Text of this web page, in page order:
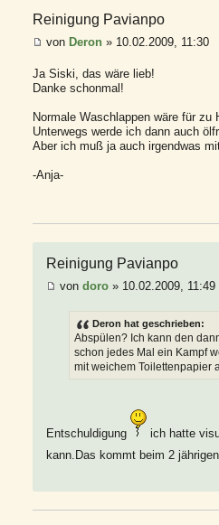
Reinigung Pavianpo
von Deron » 10.02.2009, 11:30
Ja Siski, das wäre lieb!
Danke schonmal!
Normale Waschlappen wäre für
Unterwegs werde ich dann auch
Aber ich muß ja auch irgendwas
-Anja-
Reinigung Pavianpo
von doro » 10.02.2009, 11:49
Deron hat geschrieben:
Abspülen? Ich kann den
schon jedes Mal ein Kampf
mit weichem Toilettenpapier
Entschuldigung
ich hatte
kann.Das kommt beim 2